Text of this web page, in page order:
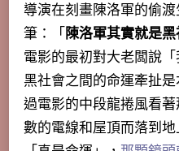
導演在刻畫陳洛軍的偷
筆：「陳洛軍其實就是
電影的最初對大老闆說
黑社會之間的命運牽扯
過電影的中段龍捲風看
數的電線和屋頂而落到